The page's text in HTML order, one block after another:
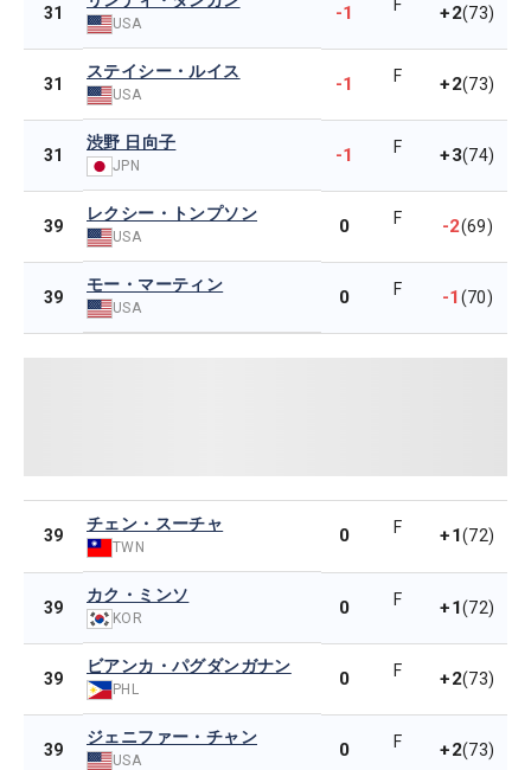
31
USA -1 F +2(73)
31
ステイシー・ルイス
USA -1 F +2(73)
31
渋野 日向子
JPN -1 F +3(74)
39
レクシー・トンプソン
USA 0 F -2(69)
39
モー・マーティン
USA 0 F -1(70)
39
チェン・スーチャ
TWN
0 F +1(72)
39
カク・ミンソ
KOR 0 F +1(72)
39
ビアンカ・パグダンガナン
PHL 0 F +2(73)
39
ジェニファー・チャン
USA 0 F +2(73)